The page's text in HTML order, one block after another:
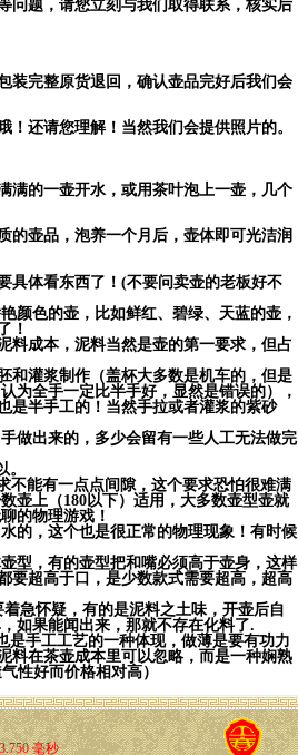
问题，请您立刻与我们取得联系，核实后
装完整原货退回，确认壶品完好后我们会
还请您理解！当然我们会提供照片的。
满的一壶开水，或用茶叶泡上一壶，几个
的壶品，泡养一个月后，壶体即可光洁润
具体看东西了！(不要问卖壶的老板好不
颜色的壶，比如鲜红、碧绿、天蓝的壶，
！
料成本，泥料当然是壶的第一要求，但占
和灌浆制作（盖杯大多数是机车的，但是
为全手一定比半手好，显然是错误的），
是半手工的！当然手拉或者灌浆的紫砂
做出来的，多少会留有一些人工无法做完
不能有一点点间隙，这个要求恐怕很难满
壶上（180以下）适用，大多数壶型壶就
的物理游戏！
的，这个也是很正常的物理现象！有时候
型，有的壶型把和嘴必须高于壶身，这样
要超高于口，是少数款式需要超高，超高
急怀疑，有的是泥料之土味，开壶后自
如果能闻出来，那就不存在化料了.
手工工艺的一种体现，做薄是要有功力
料在茶壶成本里可以忽略，而是一种娴熟
性好而价格相对高）
毫秒